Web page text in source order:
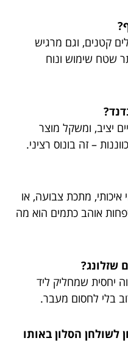
קטנים, וגם מרגיש
שטח שימוש ונוח
יציב, ומשקל מוצר
– זה בונוס רציני.
מתכת צבועה, או
אוהב כתמים הוא מה
שזלונג?
יחסית שמחליק ליד
בלי לחסום מעבר.
הסלון באותו